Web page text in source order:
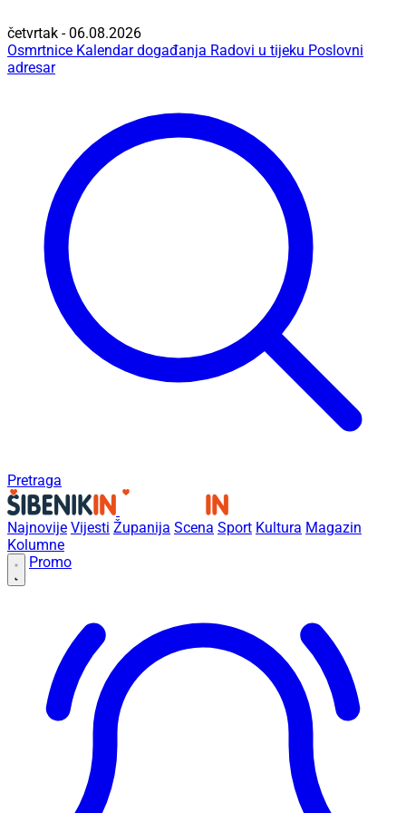
četvrtak - 06.08.2026
Osmrtnice Kalendar događanja Radovi u tijeku Poslovni
adresar
Pretraga
Najnovije Vijesti Županija Scena Sport Kultura Magazin
Kolumne
Promo